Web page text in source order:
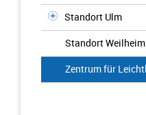
Standort Ulm
Standort Weilheim
Zentrum für